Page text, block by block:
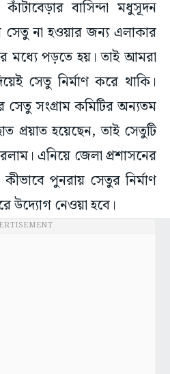
বাসিন্দা মধুসূদন
সেতু না হওয়ার জন্য এলাকার
মধ্যে পড়তে হয়। তাই আমরা
সেতু নির্মাণ করে থাকি।
সংগ্রাম কমিটির অন্যতম
প্রয়াত হয়েছেন, তাই সেতুটি
এনিয়ে জেলা প্রশাসনের
পুনরায় সেতুর নির্মাণ
উদ্যোগ নেওয়া হবে।